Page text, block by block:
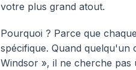
votre plus grand atout.
Pourquoi ? Parce que
spécifique. Quand
Windsor », il ne cherche